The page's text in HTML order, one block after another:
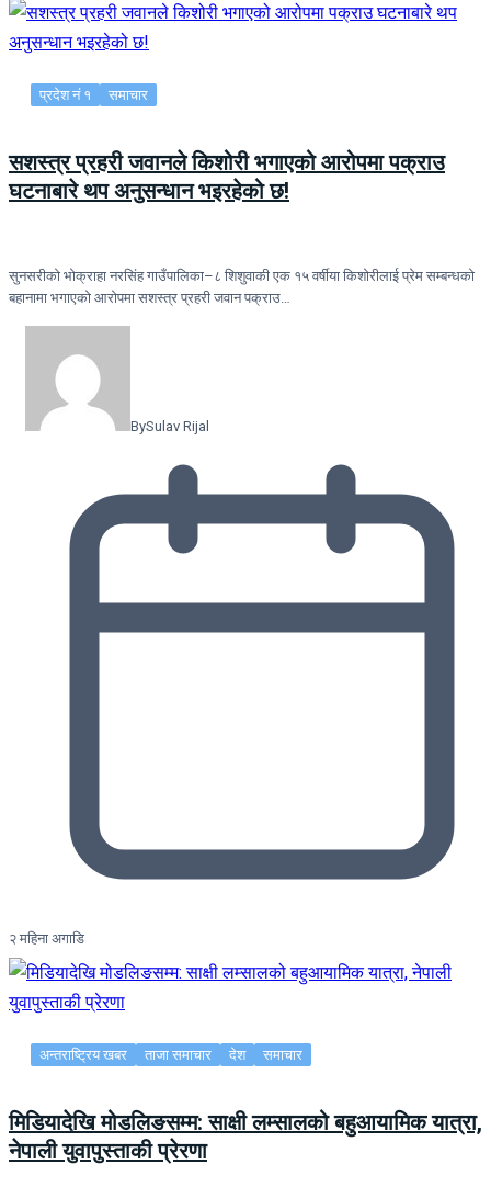
प्रदेश नं १ समाचार
सशस्त्र प्रहरी जवानले किशोरी भगाएको आरोपमा पक्राउ
घटनाबारे थप अनुसन्धान भइरहेको छ!
सुनसरीको भोक्राहा नरसिंह गाउँपालिका–८ शिशुवाकी एक १५ वर्षीया किशोरीलाई प्रेम सम्बन्धको
बहानामा भगाएको आरोपमा सशस्त्र प्रहरी जवान पक्राउ…
BySulav Rijal
२ महिना अगाडि
अन्तराष्ट्रिय खबर ताजा समाचार देश समाचार
मिडियादेखि मोडलिङसम्म: साक्षी लम्सालको बहुआयामिक यात्रा,
नेपाली युवापुस्ताकी प्रेरणा